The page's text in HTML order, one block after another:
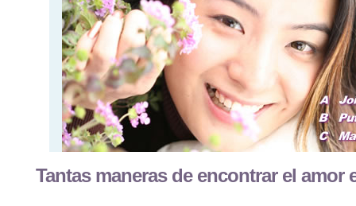
Tantas maneras de encontrar el amor